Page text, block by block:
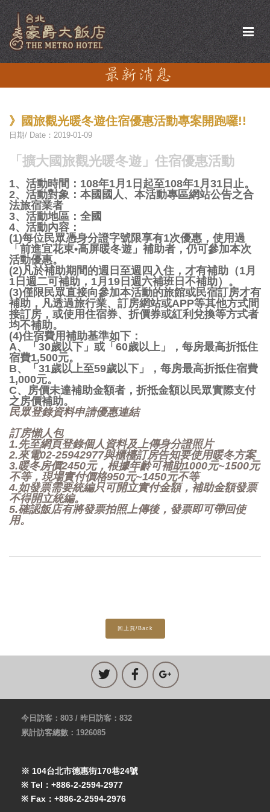
》國旅觀光暖冬遊住宿優惠活動專案開跑囉!!
日期/ Date：2019-01-09
「擴大國旅觀光暖冬遊」住宿優惠活動
1、活動時間：108年1月1日起至108年1月31日止。
2、活動對象：本國國人、本活動專區網站公告之合
法旅宿業者
3、活動地區：全國
4、活動內容：
(1)每位民眾憑身分證字號限享有1次優惠，使用過
「前進宜花東•高屏暖冬遊」補助者，仍可參加本次
活動優惠。
(2)凡於補助期間的週日至週四入住，才有補助（1月
1日週二可補助，1月19日週六補班日不補助）。
(3)僅限民眾直接向參加本活動的旅館或民宿訂房才有
補助，凡透過旅行業、訂房網站或APP等其他方式間
接訂房，或使用住宿券、折價券或紅利兌換等方式者
均不補助。
(4)住宿費用補助基準如下：
A、「30歲以下」或「60歲以上」，每房最高折抵住
宿費1,500元。
B、「31歲以上至59歲以下」，每房最高折抵住宿費
1,000元。
C、房價未達補助金額者，折抵金額以民眾實際支付
之房價補助。
民眾登錄資料申請優惠連結
訂房懶人包
1.先至網頁登錄個人資料及上傳身分證照片
2.來電02-25942977與櫃檯訂房告知要使用暖冬方案
3.暖冬房價2450元，根據年齡可補助1000元~1500元
不等，現場實付價格950元~1450元不等
4.如發票需要統編只可開立實付金額，補助金額發票
不得開立統編。
5.確認飯店有將發票拍照上傳後，發票即可帶回使
用。
回上頁/Back
今日訪客：803 / 昨日訪客：832
累計訪客總數：1926085
※ 104台北市德惠街170巷24號
※ Tel：+886-2-2594-2977
※ Fax：+886-2-2594-2976